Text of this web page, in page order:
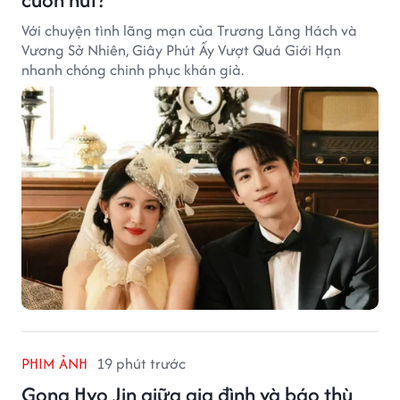
Với chuyện tình lãng mạn của Trương Lăng Hách và
Vương Sở Nhiên, Giây Phút Ấy Vượt Quá Giới Hạn
nhanh chóng chinh phục khán giả.
PHIM ẢNH 19 phút trước